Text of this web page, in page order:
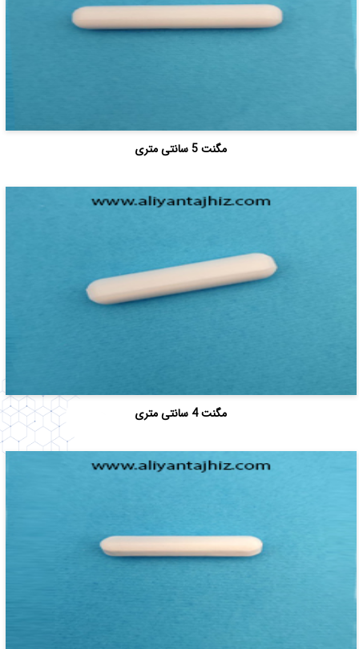
مگنت 5 سانتی متری
مگنت 4 سانتی متری